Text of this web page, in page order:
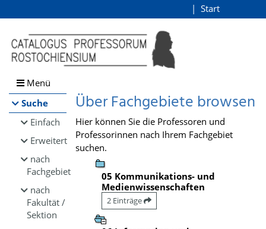
Browsen
direkt zum Inhalt
Start
Menü
Suche
Einfach
Erweitert
nach
Fachgebiet
nach
Fakultät /
Sektion
Über Fachgebiete browsen
Hier können Sie die Professoren und
Professorinnen nach Ihrem Fachgebiet
suchen.
05 Kommunikations- und
Medienwissenschaften
2 Einträge